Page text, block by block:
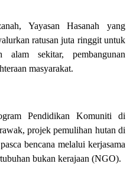
Yayasan Hasanah yang
ratusan juta ringgit untuk
alam sekitar, pembangunan
masyarakat.
Pendidikan Komuniti di
projek pemulihan hutan di
bencana melalui kerjasama
bukan kerajaan (NGO).